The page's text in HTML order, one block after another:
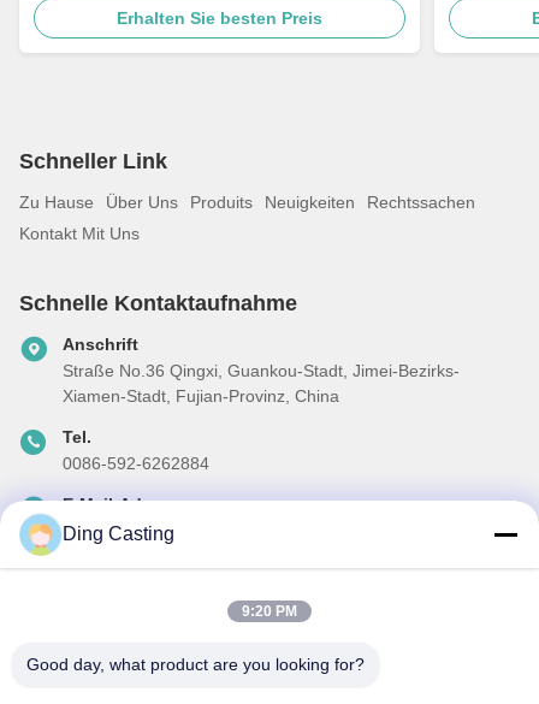
Erhalten Sie besten Preis
Schneller Link
Zu Hause Über Uns Produits Neuigkeiten
Rechtssachen
Kontakt Mit Uns
Schnelle Kontaktaufnahme
Anschrift
Straße No.36 Qingxi, Guankou-Stadt, Jimei-Bezirks-
Xiamen-Stadt, Fujian-Provinz, China
Tel.
0086-592-6262884
E-Mail-Adresse
dzivy@idzxm.cn
Abonnieren Sie unseren Newsletter für Rabatte und mehr.
Ding Casting
9:20 PM
Good day, what product are you looking for?